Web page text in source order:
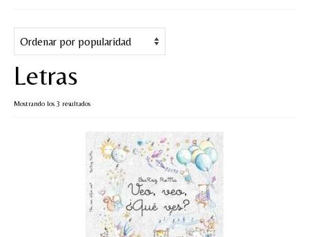
Juegos y puzles
Materiales de juego
Artesanía Waldorf
Hecho a mano
Letras
Mostrando los 3 resultadosOrdenado
popularidad